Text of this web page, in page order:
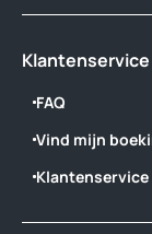
Klantenservice
FAQ
Vind mijn
Klantenservice